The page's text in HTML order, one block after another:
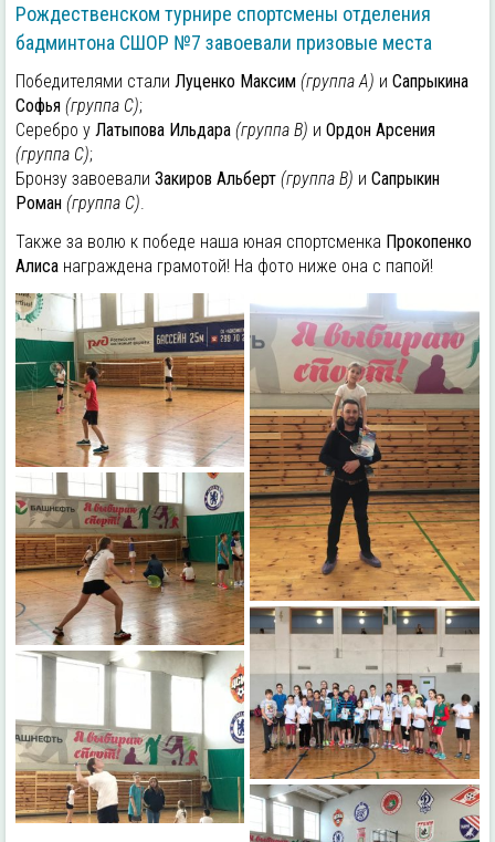
Рождественском турнире спортсмены отделения
бадминтона СШОР №7 завоевали призовые места
Победителями стали Луценко Максим (группа А) и Сапрыкина
Софья (группа С);
Серебро у Латыпова Ильдара (группа В) и Ордон Арсения
(группа С);
Бронзу завоевали Закиров Альберт (группа В) и Сапрыкин
Роман (группа С).
Также за волю к победе наша юная спортсменка Прокопенко
Алисанаграждена грамотой! На фото ниже она с папой!